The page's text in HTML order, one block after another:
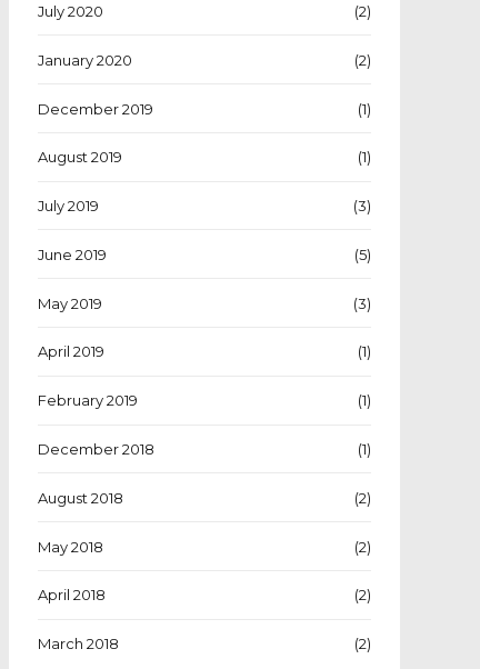
July 2020 (2)
January 2020 (2)
December 2019 (1)
August 2019 (1)
July 2019 (3)
June 2019 (5)
May 2019 (3)
April 2019 (1)
February 2019 (1)
December 2018 (1)
August 2018 (2)
May 2018 (2)
April 2018 (2)
March 2018 (2)